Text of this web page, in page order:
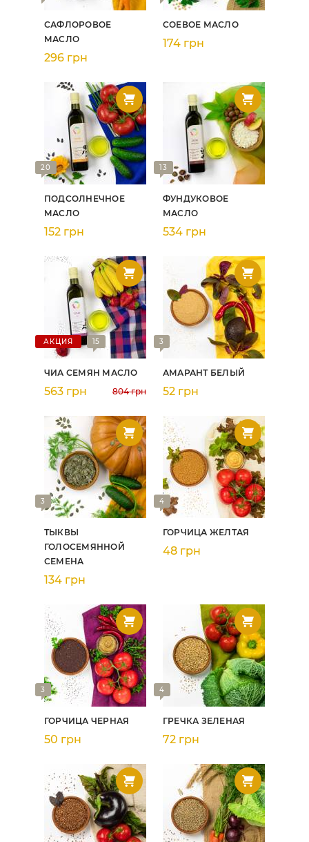
САФЛОРОВОЕ
МАСЛО
296 грн
СОЕВОЕ МАСЛО
174 грн
20
ПОДСОЛНЕЧНОЕ
МАСЛО
152 грн
13
ФУНДУКОВОЕ
МАСЛО
534 грн
АКЦИЯ 15
ЧИА СЕМЯН МАСЛО
563 грн 804 грн
3
АМАРАНТ БЕЛЫЙ
52 грн
3
ТЫКВЫ
ГОЛОСЕМЯННОЙ
СЕМЕНА
134 грн
4
ГОРЧИЦА ЖЕЛТАЯ
48 грн
3
ГОРЧИЦА ЧЕРНАЯ
50 грн
4
ГРЕЧКА ЗЕЛЕНАЯ
72 грн